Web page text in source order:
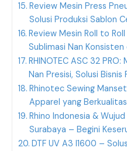
Review Mesin Press
Solusi Produksi Sablon
Review Mesin Roll to
Sublimasi Nan
RHINOTEC ASC 32
Nan Presisi, Solusi
Rhinotec Sewing
Apparel yang
Rhino Indonesia &
Surabaya – Begini
DTF UV A3 I1600 –